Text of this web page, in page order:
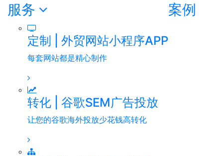
服务
定制 | 外贸网站小程序APP
每套网站都是精心制作
转化 | 谷歌SEM广告投放
让您的谷歌海外投放少花钱高转化
案例